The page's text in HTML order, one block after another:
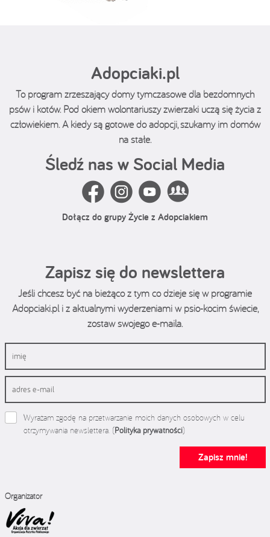
Adopciaki.pl
To program zrzeszający domy tymczasowe dla bezdomnych
psów i kotów. Pod okiem wolontariuszy zwierzaki uczą się życia z
człowiekiem. A kiedy są gotowe do adopcji, szukamy im domów
na stałe.
Śledź nas w Social Media
Dołącz do grupy Życie z Adopciakiem
Zapisz się do newslettera
Jeśli chcesz być na bieżąco z tym co dzieje się w programie
Adopciaki.pl i z aktualnymi wyderzeniami w psio-kocim świecie,
zostaw swojego e-maila.
Wyrażam zgodę na przetwarzanie moich danych osobowych w celu
otrzymywania newslettera. (Polityka prywatności)
Zapisz mnie!
Organizator